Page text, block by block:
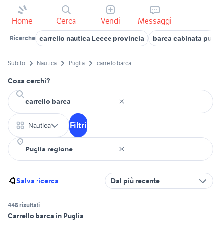
Home Cerca Vendi Messaggi
Ricerche carrello nautica Lecce provincia barca cabinata
Subito Nautica Puglia carrello barca
Cosa cerchi?
Nautica Filtri
Salva ricerca Dal più recente
448 risultati
Carrello barca in Puglia